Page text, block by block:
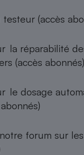
testeur (accès
la réparabilité
(accès abonnés)
le dosage
forum sur